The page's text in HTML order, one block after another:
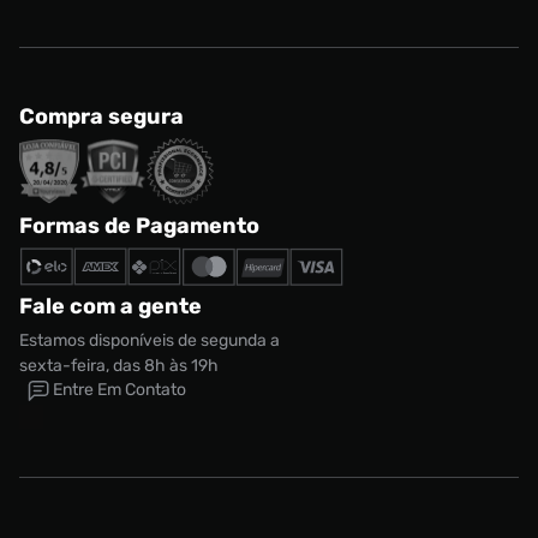
Compra segura
Formas de Pagamento
Fale com a gente
Estamos disponíveis de segunda a
sexta-feira, das 8h às 19h
Entre Em Contato